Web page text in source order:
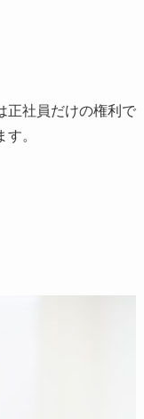
正社員だけの権利で
。